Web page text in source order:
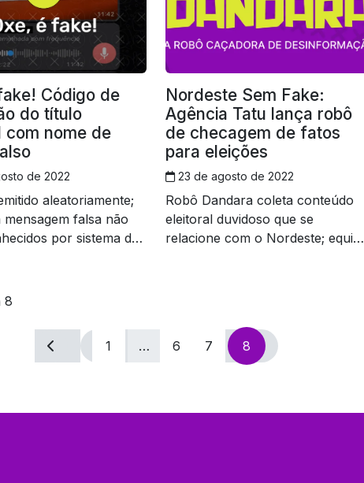
Código de
do título
com nome de
de 2022
aleatoriamente;
mensagem falsa não
por sistema do
Nordeste Sem Fake:
Agência Tatu lança robô
de checagem de fatos
para eleições
23 de agosto de 2022
Robô Dandara coleta conteúdo
eleitoral duvidoso que se
relacione com o Nordeste; equipe
8
1 … 6 7 8